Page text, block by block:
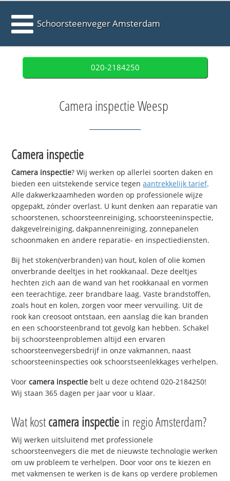
Schoorsteenveger Amsterdam
020-2184250
Camera inspectie Weesp
Camera inspectie
Camera inspectie? Wij werken op allerlei soorten daken en
bieden een uitstekende service tegenaantrekkelijk tarief.
Alle dakwerkzaamheden worden op professionele wijze
opgepakt, zónder overlast. U kunt denken aan reparatie van
schoorstenen, schoorsteenreiniging, schoorsteeninspectie,
dakgevelreiniging, dakpannenreiniging, zonnepanelen
schoonmaken en andere reparatie- en inspectiediensten.
Bij het stoken(verbranden) van hout, kolen of olie komen
onverbrande deeltjes in het rookkanaal. Deze deeltjes
hechten zich aan de wand van het rookkanaal en vormen
een teerachtige, zeer brandbare laag. Vaste brandstoffen,
zoals hout en kolen, zorgen voor meer vervuiling. Uit de
rook kan creosoot ontstaan, een aanslag die kan branden
en een schoorsteenbrand tot gevolg kan hebben. Schakel
bij schoorsteenproblemen altijd een ervaren
schoorsteenvegersbedrijf in onze vakmannen, naast
schoorsteeninspecties ook schoorstseenlekkages verhelpen.
Voorcamera inspectie belt u deze ochtend 020-2184250!
Wij staan 365 dagen per jaar voor u klaar.
Wat kostcamera inspectiein regio Amsterdam?
Wij werken uitsluitend met professionele
schoorsteenvegers die met de nieuwste technologie werken
om uw probleem te verhelpen. Door voor ons te kiezen en
met vakmensen te werken is de kans op verdere problemen